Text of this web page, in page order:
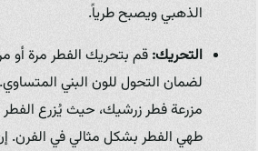
الذهبي ويصبح طرياً.
التحريك:قم بتحريك الفطر مرة أو
لضمان التحول للون البني
مزرعة فطر زرشيك، حيث يُزرع الفطر